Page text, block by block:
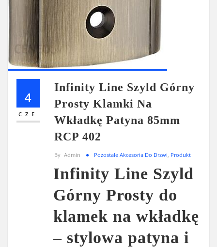
4
CZE
Infinity Line Szyld Górny
Prosty Klamki Na
Wkładkę Patyna 85mm
RCP 402
By Admin Pozostałe Akcesoria Do Drzwi Produkt
Infinity Line Szyld
Górny Prosty do
klamek na wkładkę
– stylowa patyna i